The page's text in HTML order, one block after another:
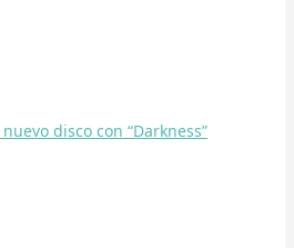
disco con “Darkness”